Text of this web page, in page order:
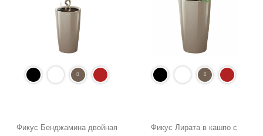
Фикус Бенджамина двойная
Фикус Лирата в кашпо с